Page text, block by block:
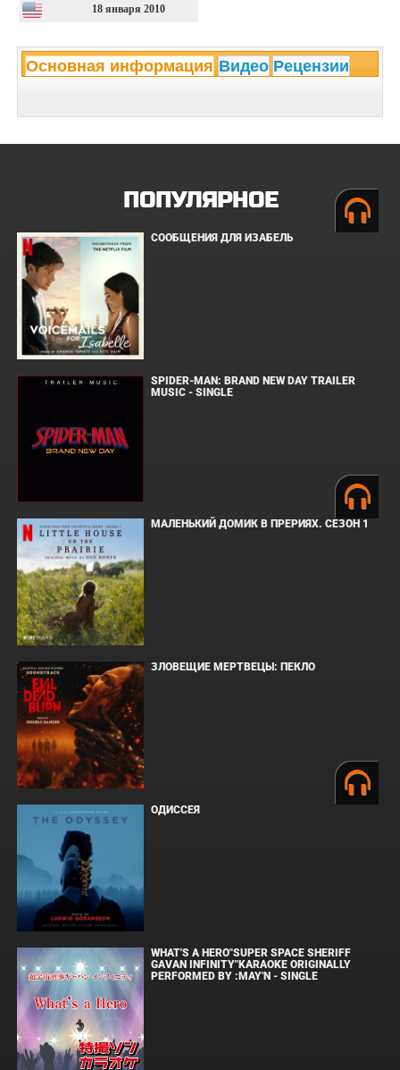
18 января 2010
Основная информация Видео Рецензии
ПОПУЛЯРНОЕ
СООБЩЕНИЯ ДЛЯ ИЗАБЕЛЬ
SPIDER-MAN: BRAND NEW DAY TRAILER
MUSIC - SINGLE
МАЛЕНЬКИЙ ДОМИК В ПРЕРИЯХ. СЕЗОН 1
ЗЛОВЕЩИЕ МЕРТВЕЦЫ: ПЕКЛО
ОДИССЕЯ
WHAT'S A HERO"SUPER SPACE SHERIFF
GAVAN INFINITY"KARAOKE ORIGINALLY
PERFORMED BY :MAY'N - SINGLE